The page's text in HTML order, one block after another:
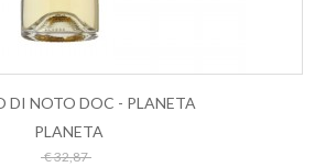
ESAURITO
DI NOTO DOC - PLANETA
PLANETA
€ 32,87